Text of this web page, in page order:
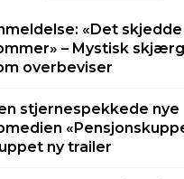
«Det skjedde
– Mystisk
overbeviser
stjernespekkede nye
ny trailer